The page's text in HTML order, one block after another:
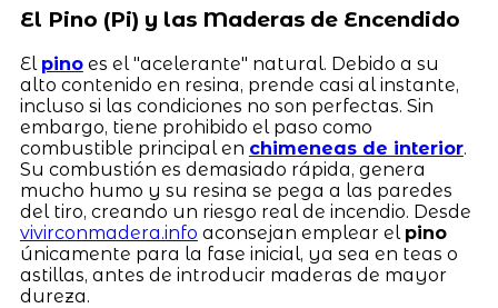
El Pino (Pi) y las Maderas de Encendido
El pinoes el "acelerante" natural. Debido a su
alto contenido en resina, prende casi al instante,
incluso si las condiciones no son perfectas. Sin
embargo, tiene prohibido el paso como
combustible principal en chimeneas de interior.
Su combustión es demasiado rápida, genera
mucho humo y su resina se pega a las paredes
del tiro, creando un riesgo real de incendio. Desde
vivirconmadera.info aconsejan emplear el pino
únicamente para la fase inicial, ya sea en teas o
astillas, antes de introducir maderas de mayor
dureza.